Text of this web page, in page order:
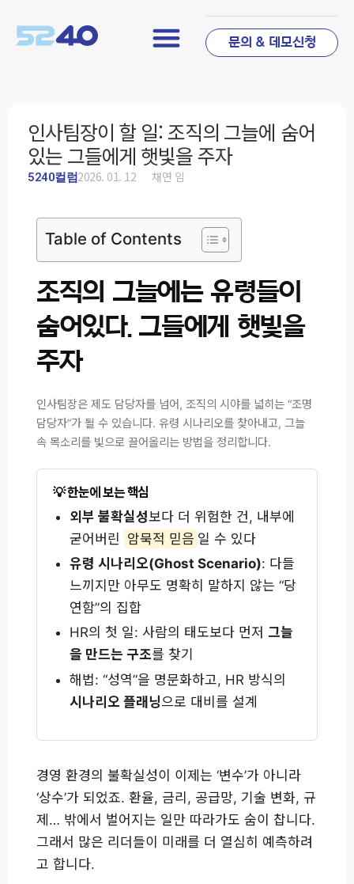
문의 & 데모신청
Table of Contents
조직의 그늘에는 유령들이
숨어있다. 그들에게 햇빛을
주자
인사팀장은 제도 담당자를 넘어, 조직의 시야를 넓히는 “조명
담당자”가 될 수 있습니다. 유령 시나리오를 찾아내고, 그늘
속 목소리를 빛으로 끌어올리는 방법을 정리합니다.
한눈에 보는 핵심
외부 불확실성보다 더 위험한 건, 내부에
굳어버린 암묵적 믿음 일 수 있다
유령 시나리오(Ghost Scenario): 다들
느끼지만 아무도 명확히 말하지 않는 “당
연함”의 집합
HR의 첫 일: 사람의 태도보다 먼저 그늘
을 만드는 구조를 찾기
해법: “성역”을 명문화하고, HR 방식의
시나리오 플래닝으로 대비를 설계
경영 환경의 불확실성이 이제는 ‘변수’가 아니라
‘상수’가 되었죠. 환율, 금리, 공급망, 기술 변화, 규
제… 밖에서 벌어지는 일만 따라가도 숨이 찹니다.
그래서 많은 리더들이 미래를 더 열심히 예측하려
고 합니다.
인사팀장이 할 일: 조직의 그늘에 숨어
있는 그들에게 햇빛을 주자
5240컬럼2026. 01. 12 채연 임